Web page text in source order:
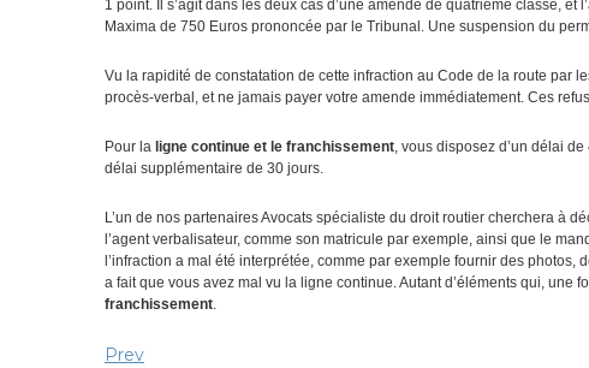
1 point. Il s’agit dans les deux cas d’une amende de quatrième classe,
Maxima de 750 Euros prononcée par le Tribunal. Une suspension du
Vu la rapidité de constatation de cette infraction au Code de la route par
procès-verbal, et ne jamais payer votre amende immédiatement. Ces
Pour la ligne continue et le franchissement, vous disposez d’un délai
délai supplémentaire de 30 jours.
L’un de nos partenaires Avocats spécialiste du droit routier cherchera à
l’agent verbalisateur, comme son matricule par exemple, ainsi que le
l’infraction a mal été interprétée, comme par exemple fournir des
a fait que vous avez mal vu la ligne continue. Autant d’éléments qui,
franchissement.
Prev